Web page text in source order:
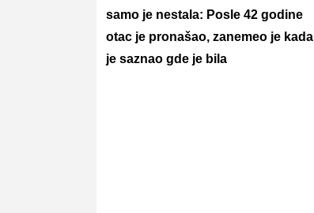
samo je nestala: Posle 42 godine
otac je pronašao, zanemeo je kada
je saznao gde je bila